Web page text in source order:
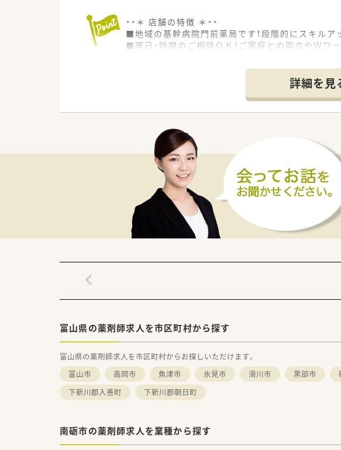
・・＊ 店舗の特徴 ＊・・
■地域の基幹病院門前薬局です！段階的にスキルア
■曜日・時間のご相談ＯＫ！ご家庭との両立やＷワ
詳細を見
富山県の薬剤師求人を市区町村から探す
富山県の薬剤師求人を市区町村からお探しいただけます。
富山市
高岡市 魚津市 氷見市 滑川市 黒部市
下新川郡入善町
下新川郡朝日町
南砺市の薬剤師求人を業種から探す